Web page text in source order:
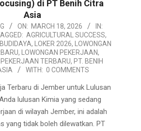
di PT Benih Citra
Asia
ON: MARCH 18, 2026
IN:
AGRICULTURAL SUCCESS,
BUDIDAYA, LOKER 2026,
LOWONGAN
, LOWONGAN PEKERJAAN,
PEKERJAAN TERBARU, PT. BENIH
WITH: 0 COMMENTS
Terbaru di Jember untuk Lulusan
lulusan Kimia yang sedang
di wilayah Jember, ini adalah
yang tidak boleh dilewatkan. PT